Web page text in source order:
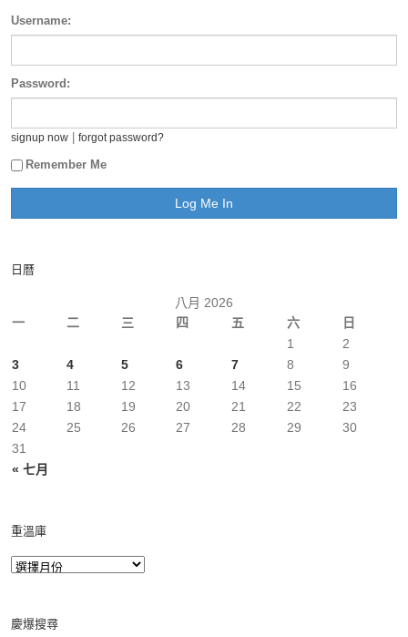
Username:
Password:
signup now forgot password?
Remember Me
日曆
八月 2026
一
二 三 四 五 六 日
« 七月
1
2
3
4 5 6 7 8
9
10
11 12 13 14 15
16
17
18 19 20 21 22
23
24
25 26 27 28 29
30
31
重溫庫
慶爆搜尋